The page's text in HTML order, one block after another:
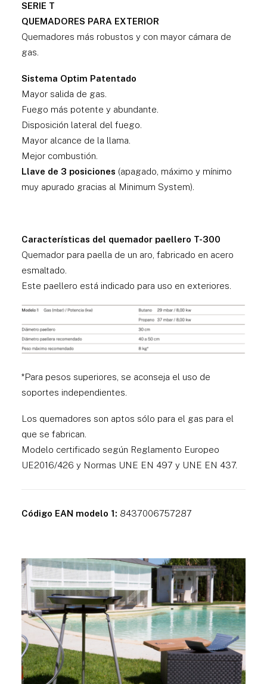
SERIE T
QUEMADORES PARA EXTERIOR
Quemadores más robustos y con mayor cámara de
gas.
Sistema Optim Patentado
Mayor salida de gas.
Fuego más potente y abundante.
Disposición lateral del fuego.
Mayor alcance de la llama.
Mejor combustión.
Llave de 3 posiciones (apagado, máximo y mínimo
muy apurado gracias al Minimum System).
Características del quemador paellero T-300
Quemador para paella de un aro, fabricado en acero
esmaltado.
Este paellero está indicado para uso en exteriores.
*Para pesos superiores, se aconseja el uso de
soportes independientes.
Los quemadores son aptos sólo para el gas para el
que se fabrican.
Modelo certificado según Reglamento Europeo
UE2016/426 y Normas UNE EN 497 y UNE EN 437.
Código EAN modelo 1: 8437006757287